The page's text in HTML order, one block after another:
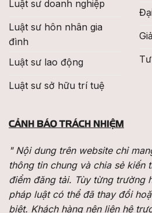
Luật sư doanh nghiệp
Luật sư hôn nhân gia
đình
Luật sư lao động
Luật sư sở hữu trí tuệ
CẢNH BÁO TRÁCH NHIỆM
" Nội dung trên website chỉ
thông tin chung và chia sẻ kiến
điểm đăng tải. Tùy từng trường
pháp luật có thể đã thay đổi
biệt. Khách hàng nên liên hệ